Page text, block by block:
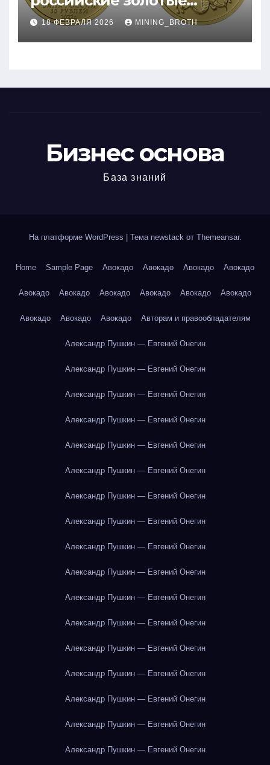
монеты: подробное
руководство
18 ФЕВРАЛЯ 2026 MINING_BROTH
Бизнес основа
База знаний
На платформе WordPress Тема newstack от Themeansar.
Home Sample Page Авокадо Авокадо Авокадо Авокадо
Авокадо Авокадо Авокадо Авокадо Авокадо Авокадо
Авокадо Авокадо Авокадо Авторам и правообладателям
Александр Пушкин — Евгений Онегин
Александр Пушкин — Евгений Онегин
Александр Пушкин — Евгений Онегин
Александр Пушкин — Евгений Онегин
Александр Пушкин — Евгений Онегин
Александр Пушкин — Евгений Онегин
Александр Пушкин — Евгений Онегин
Александр Пушкин — Евгений Онегин
Александр Пушкин — Евгений Онегин
Александр Пушкин — Евгений Онегин
Александр Пушкин — Евгений Онегин
Александр Пушкин — Евгений Онегин
Александр Пушкин — Евгений Онегин
Александр Пушкин — Евгений Онегин
Александр Пушкин — Евгений Онегин
Александр Пушкин — Евгений Онегин
Александр Пушкин — Евгений Онегин